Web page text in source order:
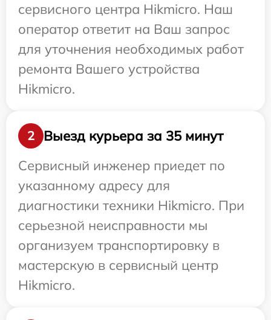
сервисного центра Hikmicro. Наш
оператор ответит на Ваш запрос
для уточнения необходимых работ
ремонта Вашего устройства
Hikmicro.
2
Выезд курьера за 35 минут
Сервисный инженер приедет по
указанному адресу для
диагностики техники Hikmicro. При
серьезной неисправности мы
организуем транспортировку в
мастерскую в сервисный центр
Hikmicro.